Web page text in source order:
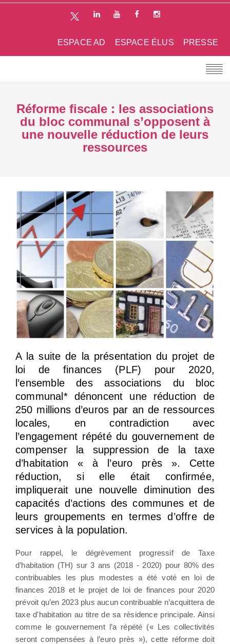
PRESSE
ESPACE ÉLUS
ESPACE AD
Réforme fiscale : les associations
du bloc communal s’opposent à
une nouvelle réduction de leurs
ressources
A la suite de la présentation du projet de
loi de finances (PLF) pour 2020,
l’ensemble des associations du bloc
communal* dénoncent une réduction de
250 millions d’euros par an de ressources
locales, en contradiction avec
l’engagement répété du gouvernement de
compenser la suppression de la taxe
d’habitation « à l’euro près ». Cette
réduction, si elle était confirmée,
impliquerait une nouvelle diminution des
capacités d’actions des communes et de
leurs groupements en termes d’offre de
services à la population.
Pour rappel, le dégrèvement progressif de Taxe
d’habitation (TH) sur 3 ans (2018 - 2020) pour 80% des
contribuables les plus modestes a été voté en loi de
finances 2018 et le projet de loi de finances pour 2020
prévoit qu’en 2023 plus aucun contribuable n’acquittera de
taxe d’habitation au titre de sa résidence principale. Ainsi
comme le gouvernement l’a répété (« Les collectivités
seront compensées à l’euro près »), cette réforme doit